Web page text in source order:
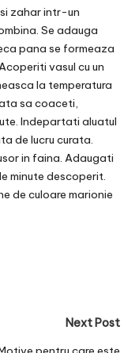
zahar intr-un
Se adauga
pana se formeaza
vasul cu un
la temperatura
sa coaceti,
Indepartati aluatul
de lucru curata.
in faina. Adaugati
minute descoperit.
de culoare marionie
Next Post